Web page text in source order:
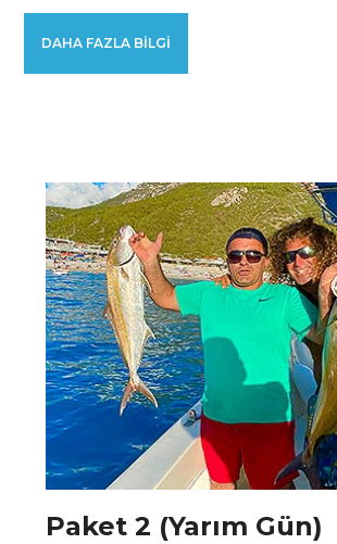
DAHA FAZLA BILGI
Paket 3 (Tam Gün)